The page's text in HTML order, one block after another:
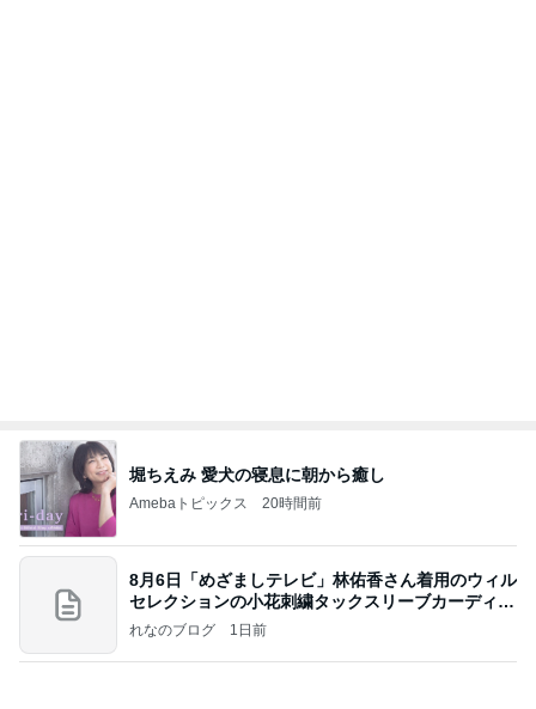
堀ちえみ 愛犬の寝息に朝から癒し
Amebaトピックス 20時間前
8月6日「めざましテレビ」林佑香さん着用のウィル
セレクションの小花刺繍タックスリーブカーディガ
ン
れなのブログ 1日前